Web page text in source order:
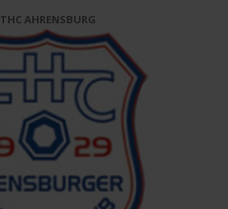
THC AHRENSBURG